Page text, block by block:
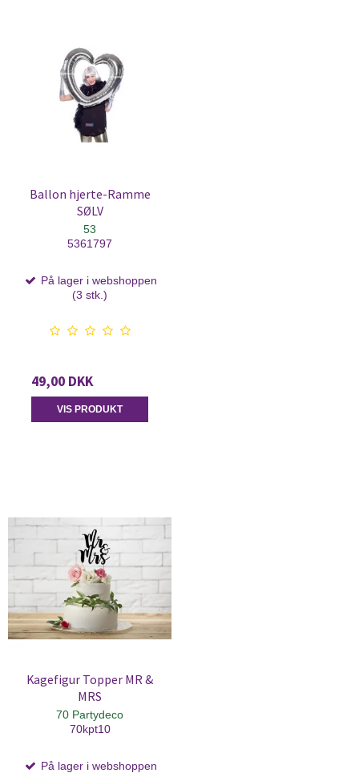
Ballon hjerte-Ramme
SØLV
53
5361797
På lager i webshoppen
(3 stk.)
49,00 DKK
VIS PRODUKT
Kagefigur Topper MR &
MRS
70 Partydeco
70kpt10
På lager i webshoppen